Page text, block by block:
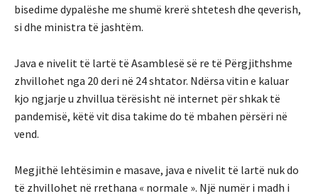
bisedime dypalëshe me shumë krerë shtetesh dhe qeverish,
si dhe ministra të jashtëm.
Java e nivelit të lartë të Asamblesë së re të Përgjithshme
zhvillohet nga 20 deri në 24 shtator. Ndërsa vitin e kaluar
kjo ngjarje u zhvillua tërësisht në internet për shkak të
pandemisë, këtë vit disa takime do të mbahen përsëri në
vend.
Megjithë lehtësimin e masave, java e nivelit të lartë nuk do
të zhvillohet në rrethana « normale ». Një numër i madh i